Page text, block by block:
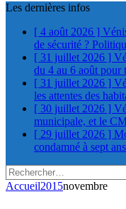
Les dernières infos
[ 4 août 2026 ]
de sécurité ?
[ 31 juillet 2026 ]
du 4 au 6 août pour
[ 31 juillet 2026 ]
les attentes des
[ 30 juillet 2026 ]
municipale, et le
[ 29 juillet 2026 ]
condamné à sept
Rechercher :
Accueil2015novembre